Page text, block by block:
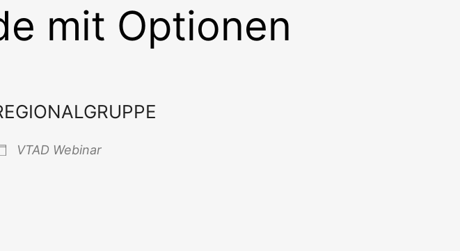
mit Optionen
VTAD Web­i­nar